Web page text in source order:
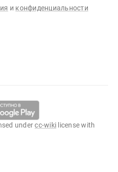
и конфиденциальности
undercc-wiki license with